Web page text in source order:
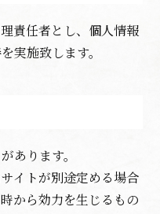
責任者とし、個人情報
実施致します。
あります。
イトが別途定める場合
から効力を生じるもの